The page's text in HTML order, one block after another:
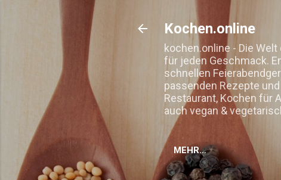
Kochen.online
kochen.online - Die
für jeden Geschmack.
schnellen
passenden Rezepte
Restaurant, Kochen für
auch vegan &
MEHR…